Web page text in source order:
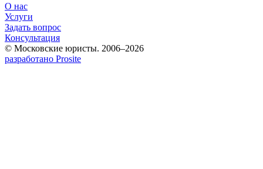
О нас
Услуги
Задать вопрос
Консультация
© Московские юристы. 2006–2026
разработано Prosite